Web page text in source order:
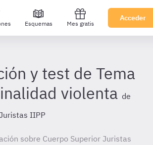
Esquemas Mes gratis
Acceder
y test de Tema
violenta de
IIPP
sobre Cuerpo Superior Juristas